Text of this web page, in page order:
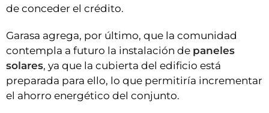
de conceder el crédito.
Garasa agrega, por último, que la comunidad
contempla a futuro la instalación de paneles
solares, ya que la cubierta del edificio está
preparada para ello, lo que permitiría incrementar
el ahorro energético del conjunto.